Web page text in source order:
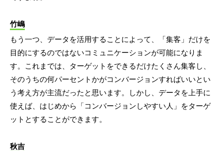
竹嶋
もう一つ、データを活用することによって、「集客」だけを
目的にするのではないコミュニケーションが可能になりま
す。これまでは、ターゲットをできるだけたくさん集客し、
そのうちの何パーセントかがコンバージョンすればいいとい
う考え方が主流だったと思います。しかし、データを上手に
使えば、はじめから「コンバージョンしやすい人」をターゲ
ットとすることができます。
秋吉